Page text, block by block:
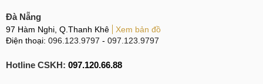
Đà Nẵng
97 Hàm Nghi, Q.Thanh Khê
Xem bản đồ
Điện thoại: 096.123.9797 - 097.123.9797
Hotline CSKH: 097.120.66.88